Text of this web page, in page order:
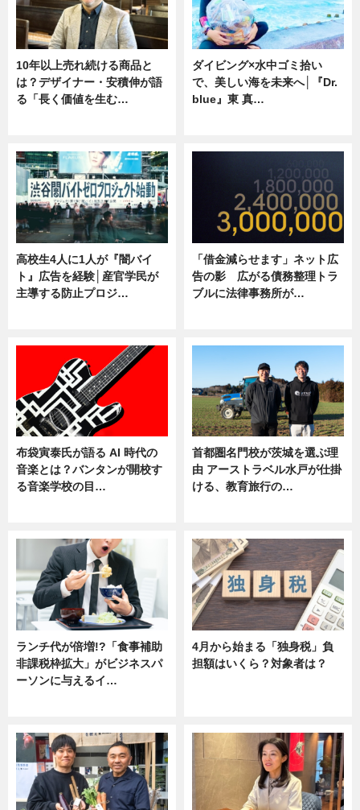
10年以上売れ続ける商品と
は？デザイナー・安積伸が語
る「長く価値を生む…
ダイビング×水中ゴミ拾い
で、美しい海を未来へ│『Dr.
blue』東 真…
高校生4人に1人が『闇バイ
ト』広告を経験│産官学民が
主導する防止プロジ…
「借金減らせます」ネット広
告の影 広がる債務整理トラ
ブルに法律事務所が…
布袋寅泰氏が語る AI 時代の
音楽とは？バンタンが開校す
る音楽学校の目…
首都圏名門校が茨城を選ぶ理
由 アーストラベル水戸が仕掛
ける、教育旅行の…
ランチ代が倍増!?「食事補助
非課税枠拡大」がビジネスパ
ーソンに与えるイ…
4月から始まる「独身税」負
担額はいくら？対象者は？